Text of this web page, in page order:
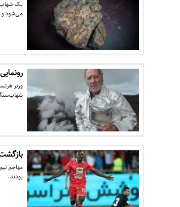
یک
می‌شود و
ورنر
مهاجم
بودند.